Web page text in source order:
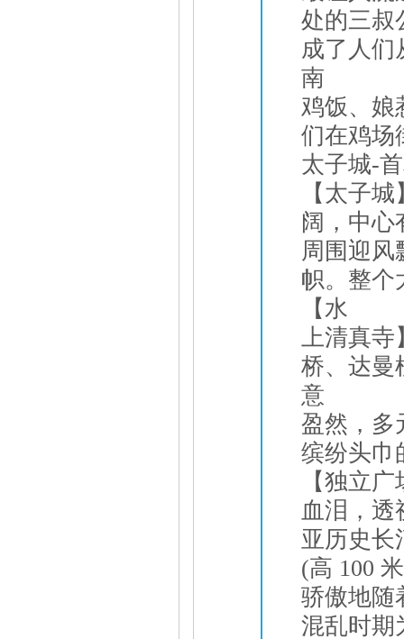
处的三叔
成了人们
南
鸡饭、娘
们在鸡场
太子城-
【太子
阔，中心
周围迎风
帜。整个
【水
上清真寺
桥、达曼
意
盈然，多
缤纷头巾
【独立
血泪，透
亚历史长
(高 100
骄傲地随
混乱时期